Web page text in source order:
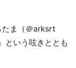
たま（＠arksrt
という呟きととも